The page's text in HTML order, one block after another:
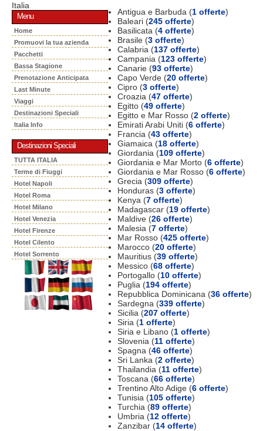
Italia
Menu
Home
Promuovi la tua azienda
Pacchetti
Bassa Stagione
Prenotazione Anticipata
Last Minute
Viaggi
Destinazioni Speciali
Italia Info
Destinazioni Speciali
TUTTA ITALIA
Terme di Fiuggi
Hotel Napoli
Hotel Roma
Hotel Milano
Hotel Venezia
Hotel Firenze
Hotel Cilento
Hotel Sorrento
Antigua e Barbuda (1 offerte)
Baleari (245 offerte)
Basilicata (4 offerte)
Brasile (3 offerte)
Calabria (137 offerte)
Campania (123 offerte)
Canarie (93 offerte)
Capo Verde (20 offerte)
Cipro (3 offerte)
Croazia (47 offerte)
Egitto (49 offerte)
Egitto e Mar Rosso (2 offerte)
Emirati Arabi Uniti (6 offerte)
Francia (43 offerte)
Giamaica (18 offerte)
Giordania (109 offerte)
Giordania e Mar Morto (6 offerte)
Giordania e Mar Rosso (6 offerte)
Grecia (309 offerte)
Honduras (3 offerte)
Kenya (7 offerte)
Madagascar (19 offerte)
Maldive (26 offerte)
Malesia (7 offerte)
Mar Rosso (425 offerte)
Marocco (20 offerte)
Mauritius (39 offerte)
Messico (68 offerte)
Portogallo (10 offerte)
Puglia (194 offerte)
Repubblica Dominicana (36 offerte)
Sardegna (339 offerte)
Sicilia (207 offerte)
Siria (1 offerte)
Siria e Libano (1 offerte)
Slovenia (11 offerte)
Spagna (46 offerte)
Sri Lanka (2 offerte)
Thailandia (11 offerte)
Toscana (66 offerte)
Trentino Alto Adige (6 offerte)
Tunisia (105 offerte)
Turchia (89 offerte)
Umbria (12 offerte)
Zanzibar (14 offerte)